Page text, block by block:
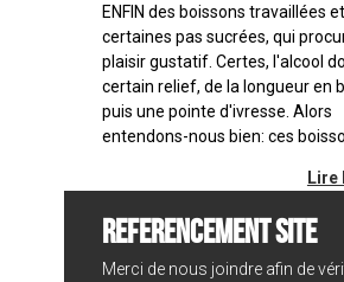
ENFIN des boissons travaillées
certaines pas sucrées, qui
plaisir gustatif. Certes, l'alcool
certain relief, de la longueur en
puis une pointe d'ivresse. Alors
entendons-nous bien: ces
Lire
REFERENCEMENT SITE
Merci de nous joindre afin de